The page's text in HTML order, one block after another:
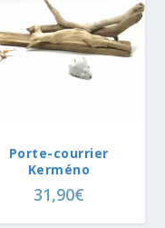
Porte-courrier
Kerméno
31,90€